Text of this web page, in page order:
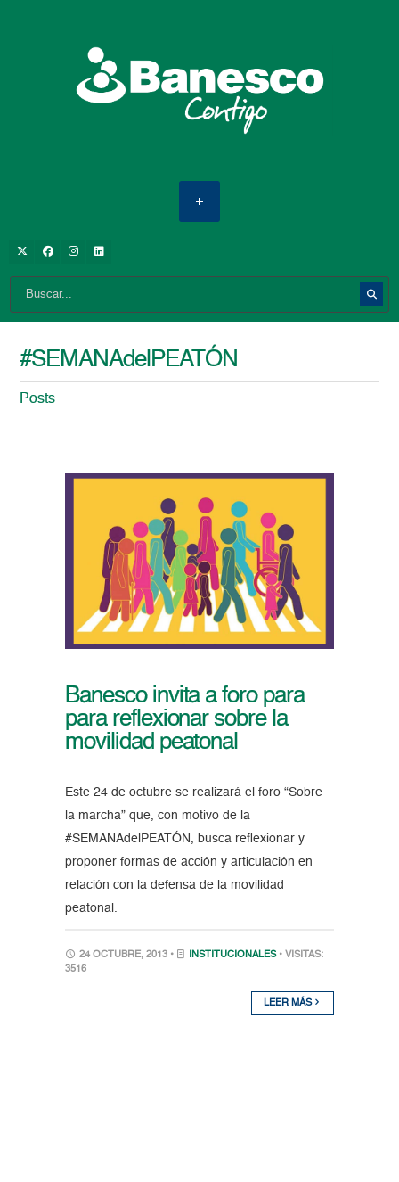
#SEMANAdelPEATÓN
Posts
Banesco invita a foro para
para reflexionar sobre la
movilidad peatonal
Este 24 de octubre se realizará el foro “Sobre
la marcha” que, con motivo de la
#SEMANAdelPEATÓN, busca reflexionar y
proponer formas de acción y articulación en
relación con la defensa de la movilidad
peatonal.
24 OCTUBRE, 2013 • INSTITUCIONALES • VISITAS:
3516
LEER MÁS